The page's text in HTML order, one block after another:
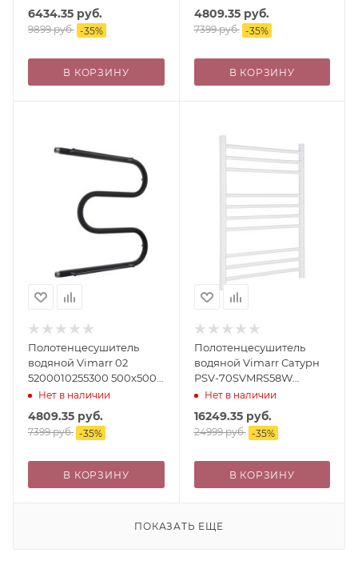
6434.35 руб.
9899руб. -35%
В КОРЗИНУ
4809.35руб.
7399руб. -35%
В КОРЗИНУ
Полотенцесушитель
водяной Vimarr 02
5200010255300 500х500
черный, с полкой
Нет в наличии
4809.35 руб.
7399руб. -35%
В КОРЗИНУ
Полотенцесушитель
водяной Vimarr Сатурн
PSV-70SVMRS58W
500х800 лесенка, с
фитингами в комплекте,
белый матовый
Нет в наличии
16249.35руб.
24999руб. -35%
В КОРЗИНУ
ПОКАЗАТЬ ЕЩЕ